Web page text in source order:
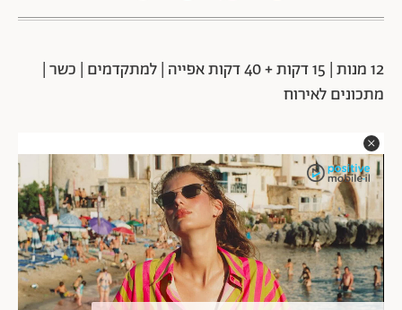
12 מנות | 15 דקות + 40 דקות אפייה | למתקדמים | כשר |
מתכונים לאירוח